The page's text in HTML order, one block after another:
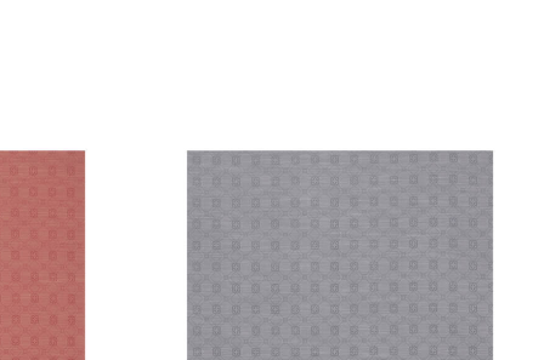
Sorular
içeriği nedir?